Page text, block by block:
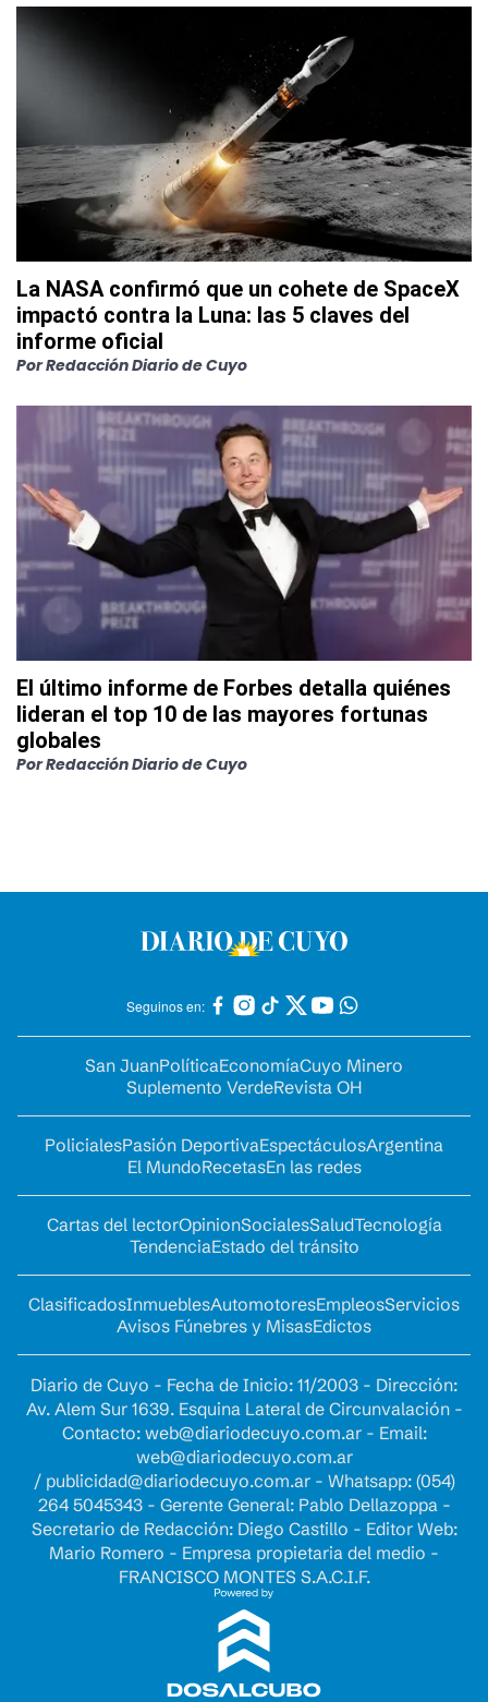
La NASA confirmó que un cohete de SpaceX
impactó contra la Luna: las 5 claves del
informe oficial
PorRedacción Diario de Cuyo
El último informe de Forbes detalla quiénes
lideran el top 10 de las mayores fortunas
globales
PorRedacción Diario de Cuyo
Seguinos en:
San JuanPolíticaEconomíaCuyo Minero
Suplemento VerdeRevista OH
PolicialesPasión DeportivaEspectáculosArgentina
El MundoRecetasEn las redes
Cartas del lectorOpinionSocialesSaludTecnología
TendenciaEstado del tránsito
ClasificadosInmueblesAutomotoresEmpleosServicios
Avisos Fúnebres y MisasEdictos
Diario de Cuyo - Fecha de Inicio: 11/2003 - Dirección:
Av. Alem Sur 1639. Esquina Lateral de Circunvalación -
Contacto: web@diariodecuyo.com.ar- Email:
web@diariodecuyo.com.ar
/ publicidad@diariodecuyo.com.ar- Whatsapp: (054)
264 5045343 - Gerente General: Pablo Dellazoppa -
Secretario de Redacción: Diego Castillo - Editor Web:
Mario Romero - Empresa propietaria del medio -
FRANCISCO MONTES S.A.C.I.F.